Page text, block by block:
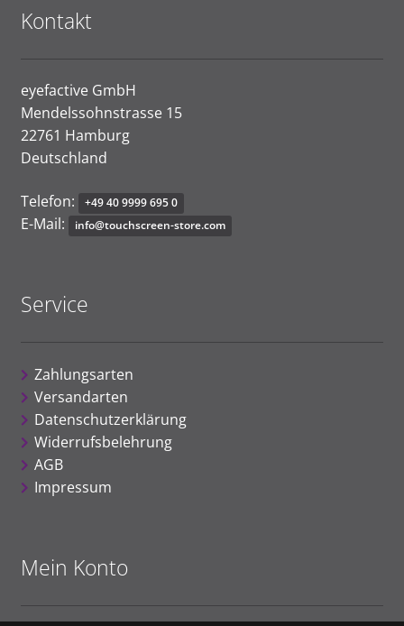
Kontakt
eyefactive GmbH
Mendelssohnstrasse 15
22761 Hamburg
Deutschland
Telefon: +494099996950
E-Mail: info@touchscreen-store.com
Service
Zahlungsarten
Versandarten
Datenschutzerklärung
Widerrufsbelehrung
AGB
Impressum
Mein Konto